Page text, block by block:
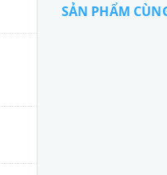
SẢN PHẨM